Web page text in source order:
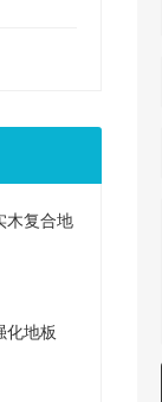
木复合地
化地板